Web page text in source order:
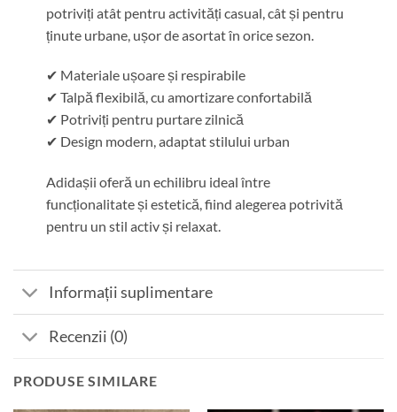
potriviți atât pentru activități casual, cât și pentru
ținute urbane, ușor de asortat în orice sezon.
✔ Materiale ușoare și respirabile
✔ Talpă flexibilă, cu amortizare confortabilă
✔ Potriviți pentru purtare zilnică
✔ Design modern, adaptat stilului urban
Adidașii oferă un echilibru ideal între
funcționalitate și estetică, fiind alegerea potrivită
pentru un stil activ și relaxat.
Informații suplimentare
Recenzii (0)
PRODUSE SIMILARE